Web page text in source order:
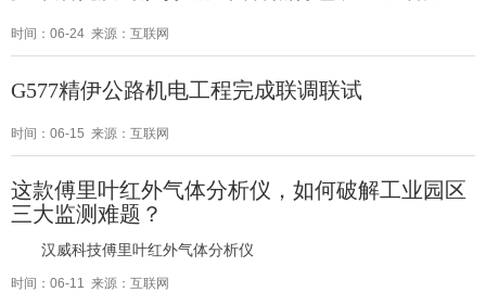
时间：06-24 来源：互联网
G577精伊公路机电工程完成联调联试
时间：06-15 来源：互联网
这款傅里叶红外气体分析仪，如何破解工业园区
三大监测难题？
汉威科技傅里叶红外气体分析仪
时间：06-11 来源：互联网